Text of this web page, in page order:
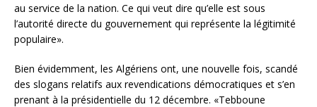
au service de la nation. Ce qui veut dire qu’elle est sous
l’autorité directe du gouvernement qui représente la légitimité
populaire».
Bien évidemment, les Algériens ont, une nouvelle fois, scandé
des slogans relatifs aux revendications démocratiques et s’en
prenant à la présidentielle du 12 décembre. «Tebboune